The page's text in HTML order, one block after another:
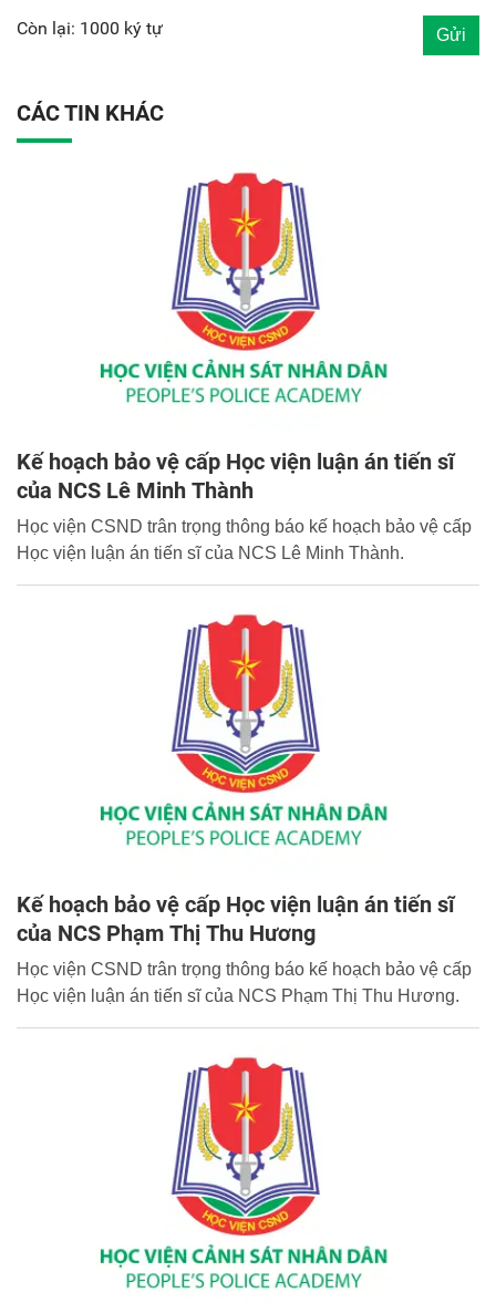
Còn lại: 1000 ký tự
CÁC TIN KHÁC
Kế hoạch bảo vệ cấp Học viện luận án tiến sĩ
của NCS Lê Minh Thành
Học viện CSND trân trọng thông báo kế hoạch bảo vệ cấp
Học viện luận án tiến sĩ của NCS Lê Minh Thành.
Kế hoạch bảo vệ cấp Học viện luận án tiến sĩ
của NCS Phạm Thị Thu Hương
Học viện CSND trân trọng thông báo kế hoạch bảo vệ cấp
Học viện luận án tiến sĩ của NCS Phạm Thị Thu Hương.